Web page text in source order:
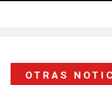
OTRAS